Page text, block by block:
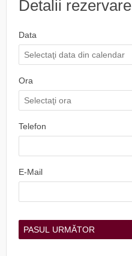
Detalii rezervare
Data
Ora
Telefon
E-Mail